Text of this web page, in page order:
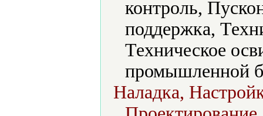
контроль,
поддержка,
Техническое
промышленной
Наладка,